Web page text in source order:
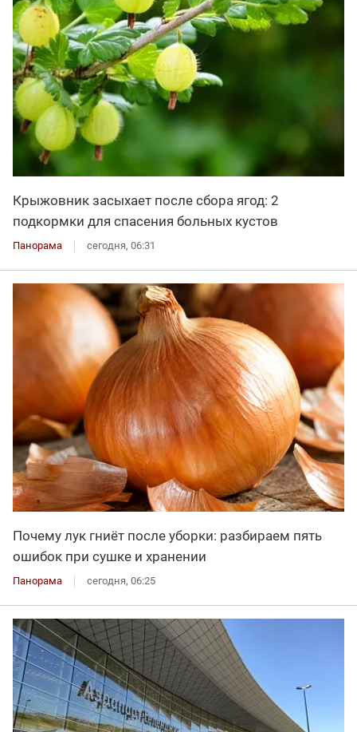
Крыжовник засыхает после сбора ягод: 2
подкормки для спасения больных кустов
Панорама сегодня, 06:31
Почему лук гниёт после уборки: разбираем пять
ошибок при сушке и хранении
Панорама сегодня, 06:25